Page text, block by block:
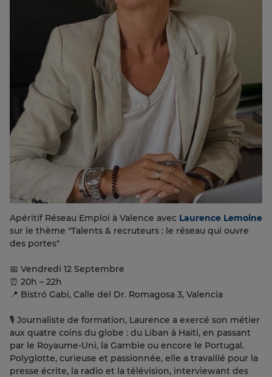
Apéritif Réseau Emploi à Valence avec Laurence Lemoine
sur le thème "Talents & recruteurs : le réseau qui ouvre
des portes"
📅 Vendredi 12 Septembre
⏰ 20h – 22h
📍 Bistró Gabi, Calle del Dr. Romagosa 3, Valencia
🎙 Journaliste de formation, Laurence a exercé son métier
aux quatre coins du globe : du Liban à Haïti, en passant
par le Royaume-Uni, la Gambie ou encore le Portugal.
Polyglotte, curieuse et passionnée, elle a travaillé pour la
presse écrite, la radio et la télévision, interviewant des